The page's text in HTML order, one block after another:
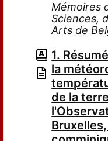
Mémoires
Sciences,
Arts de
1.
la
de la